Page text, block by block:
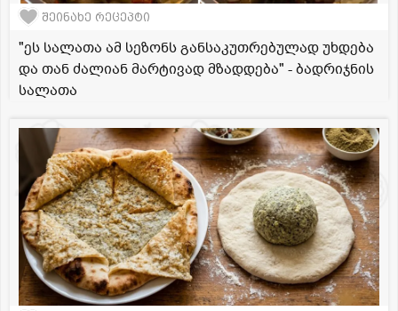
შეინახე რეცეპტი
"ეს სალათა ამ სეზონს განსაკუთრებულად უხდება
და თან ძალიან მარტივად მზადდება" - ბადრიჯნის
სალათა